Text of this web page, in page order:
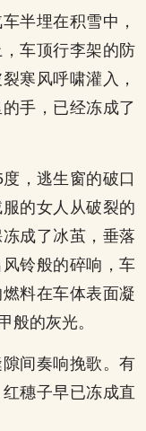
半埋在积雪中，
车顶行李架的防
寒风呼啸灌入，
手，已经冻成了
，逃生窗的破口
的女人从破裂的
成了冰茧，垂落
铃般的碎响，车
料在车体表面凝
般的灰光。
间奏响挽歌。有
穗子早已冻成直